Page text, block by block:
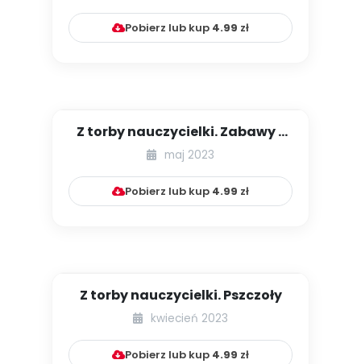
Pobierz lub kup 4.99 zł
Z torby nauczycielki. Zabawy z
rybami
maj 2023
Pobierz lub kup 4.99 zł
Z torby nauczycielki. Pszczoły
kwiecień 2023
Pobierz lub kup 4.99 zł